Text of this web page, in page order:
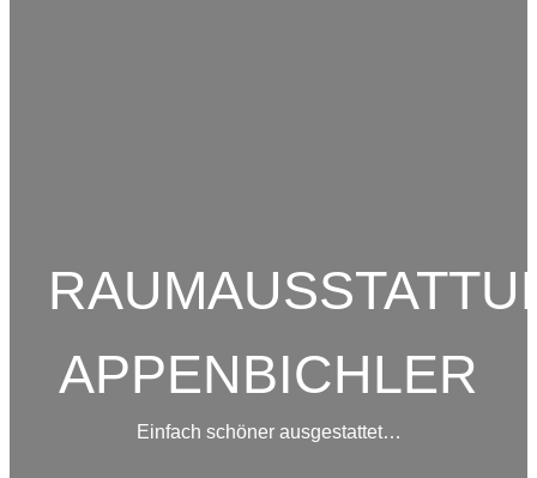
APPENBICHLER
Einfach schöner ausgestattet…